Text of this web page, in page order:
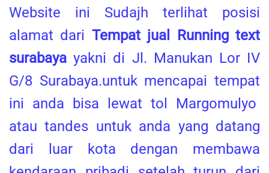
Website ini Sudajh terlihat posisi
alamat dari Tempat jual Running text
surabaya yakni di Jl. Manukan Lor IV
G/8 Surabaya.untuk mencapai tempat
ini anda bisa lewat tol Margomulyo
atau tandes untuk anda yang datang
dari luar kota dengan membawa